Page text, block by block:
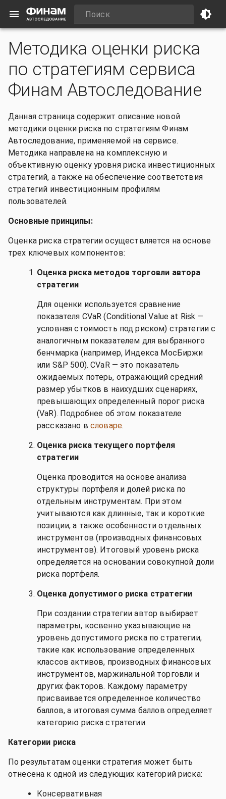
Методика оценки риска
по стратегиям сервиса
Финам Автоследование
Данная страница содержит описание новой
методики оценки риска по стратегиям Финам
Автоследование, применяемой на сервисе.
Методика направлена на комплексную и
объективную оценку уровня риска инвестиционных
стратегий, а также на обеспечение соответствия
стратегий инвестиционным профилям
пользователей.
Основные принципы:
Оценка риска стратегии осуществляется на основе
трех ключевых компонентов:
Оценка риска методов торговли автора
стратегии
Для оценки используется сравнение
показателя CVaR (Conditional Value at Risk —
условная стоимость под риском) стратегии с
аналогичным показателем для выбранного
бенчмарка (например, Индекса МосБиржи
или S&P 500). CVaR — это показатель
ожидаемых потерь, отражающий средний
размер убытков в наихудших сценариях,
превышающих определенный порог риска
(VaR). Подробнее об этом показателе
рассказано в словаре.
Оценка риска текущего портфеля
стратегии
Оценка проводится на основе анализа
структуры портфеля и долей риска по
отдельным инструментам. При этом
учитываются как длинные, так и короткие
позиции, а также особенности отдельных
инструментов (производных финансовых
инструментов). Итоговый уровень риска
определяется на основании совокупной доли
риска портфеля.
Оценка допустимого риска стратегии
При создании стратегии автор выбирает
параметры, косвенно указывающие на
уровень допустимого риска по стратегии,
такие как использование определенных
классов активов, производных финансовых
инструментов, маржинальной торговли и
других факторов. Каждому параметру
присваивается определенное количество
баллов, а итоговая сумма баллов определяет
категорию риска стратегии.
Категории риска
По результатам оценки стратегия может быть
отнесена к одной из следующих категорий риска:
Консервативная